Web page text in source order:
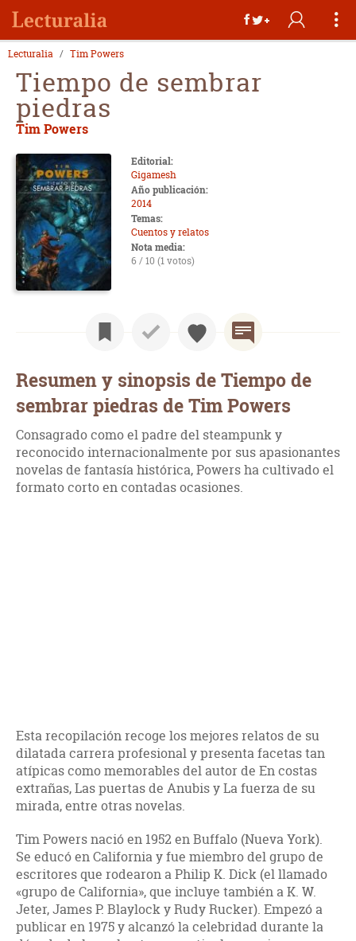
Lecturalia Tim Powers
Tiempo de sembrar
piedras
Tim Powers
Editorial:
Gigamesh
Año publicación:
2014
Temas:
Cuentos y relatos
Nota media:
6 / 10 (1 votos)
Resumen y sinopsis de Tiempo de
sembrar piedras de Tim Powers
Consagrado como el padre del steampunk y
reconocido internacionalmente por sus apasionantes
novelas de fantasía histórica, Powers ha cultivado el
formato corto en contadas ocasiones.
Esta recopilación recoge los mejores relatos de su
dilatada carrera profesional y presenta facetas tan
atípicas como memorables del autor de En costas
extrañas, Las puertas de Anubis y La fuerza de su
mirada, entre otras novelas.
Tim Powers nació en 1952 en Buffalo (Nueva York).
Se educó en California y fue miembro del grupo de
escritores que rodearon a Philip K. Dick (el llamado
«grupo de California», que incluye también a K. W.
Jeter, James P. Blaylock y Rudy Rucker). Empezó a
publicar en 1975 y alcanzó la celebridad durante la